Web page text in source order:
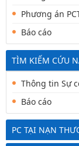
Phương án
Báo cáo
TÌM KIẾM CỨU
Thông tin Sự
Báo cáo
PC TẠI NẠN